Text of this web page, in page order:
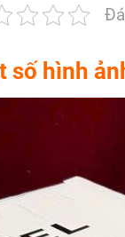
số hình